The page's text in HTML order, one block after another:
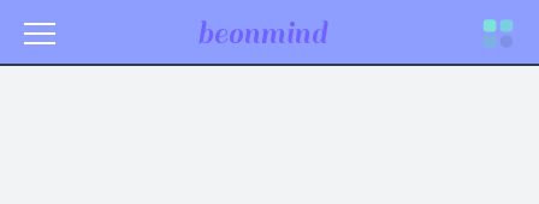
Toggle
beonmind